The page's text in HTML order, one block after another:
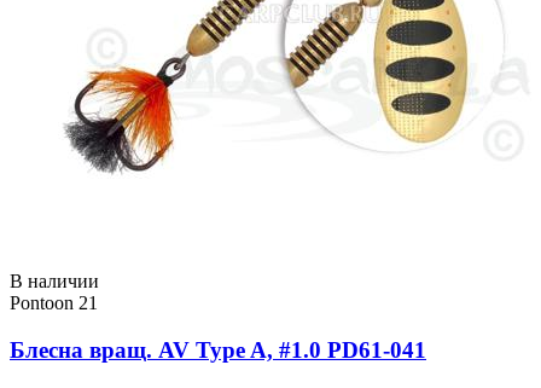
В наличии
Pontoon 21
Блесна вращ. AV Type A, #1.0 PD61-041